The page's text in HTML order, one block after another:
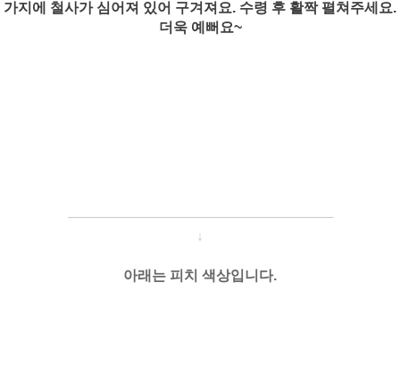
가지에 철사가 심어져 있어 구겨져요. 수령 후 활짝 펼쳐주세요.
더욱 예뻐요~
───────────────────────────
↓
아래는 피치 색상입니다.